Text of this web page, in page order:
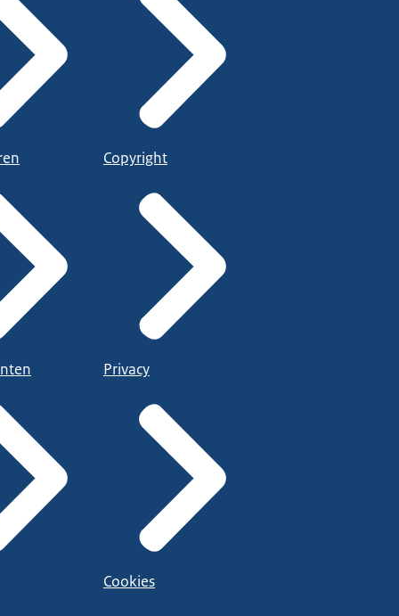
Copyright
Privacy
Cookies